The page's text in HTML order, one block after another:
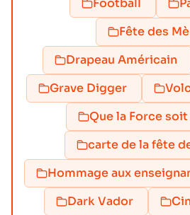
Football
Fête des
Drapeau Américain
Grave Digger
Que la Force
carte de la fête
Hommage aux
Dark Vador